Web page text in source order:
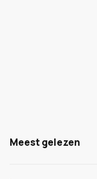
Meest gelezen